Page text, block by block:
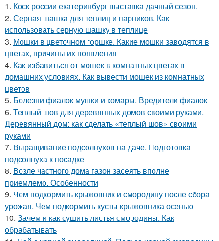
1. Коск россии екатеринбург выставка дачный сезон.
2. Серная шашка для теплиц и парников. Как
использовать серную шашку в теплице
3. Мошки в цветочном горшке. Какие мошки заводятся в
цветах, причины их появления
4. Как избавиться от мошек в комнатных цветах в
домашних условиях. Как вывести мошек из комнатных
цветов
5. Болезни фиалок мушки и комары. Вредители фиалок
6. Теплый шов для деревянных домов своими руками.
Деревянный дом: как сделать «теплый шов» своими
руками
7. Выращивание подсолнухов на даче. Подготовка
подсолнуха к посадке
8. Возле частного дома газон засеять вполне
приемлемо. Особенности
9. Чем подкормить крыжовник и смородину после сбора
урожая. Чем подкормить кусты крыжовника осенью
10. Зачем и как сушить листья смородины. Как
обрабатывать